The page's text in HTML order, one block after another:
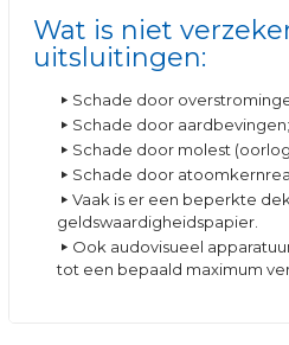
Wat is niet
uitsluitingen:
Schade door
Schade door aardbevingen;
Schade door molest
Schade door
Vaak is er een beperkte
geldswaardigheidspapier.
Ook audovisueel
tot een bepaald maximum